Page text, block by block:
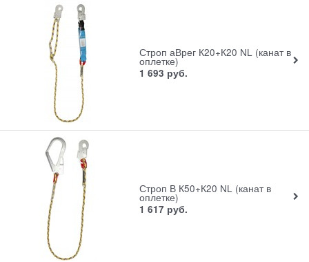
Строп аВрег К20+К20 NL (канат в
оплетке)
1 693 руб.
Строп В К50+К20 NL (канат в
оплетке)
1 617 руб.